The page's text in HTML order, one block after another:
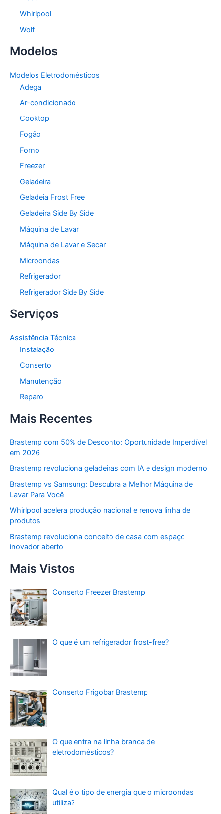
Whirlpool
Wolf
Modelos
Modelos Eletrodomésticos
Adega
Ar-condicionado
Cooktop
Fogão
Forno
Freezer
Geladeira
Geladeia Frost Free
Geladeira Side By Side
Máquina de Lavar
Máquina de Lavar e Secar
Microondas
Refrigerador
Refrigerador Side By Side
Serviços
Assistência Técnica
Instalação
Conserto
Manutenção
Reparo
Mais Recentes
Brastemp com 50% de Desconto: Oportunidade Imperdível
em 2026
Brastemp revoluciona geladeiras com IA e design moderno
Brastemp vs Samsung: Descubra a Melhor Máquina de
Lavar Para Você
Whirlpool acelera produção nacional e renova linha de
produtos
Brastemp revoluciona conceito de casa com espaço
inovador aberto
Mais Vistos
Conserto Freezer Brastemp
O que é um refrigerador frost-free?
Conserto Frigobar Brastemp
O que entra na linha branca de
eletrodomésticos?
Qual é o tipo de energia que o microondas
utiliza?